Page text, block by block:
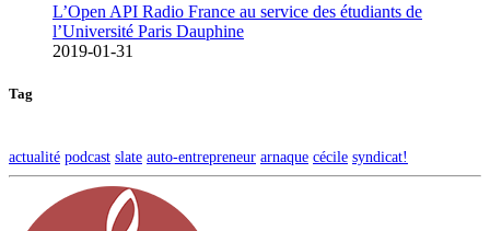
L’Open API Radio France au service des étudiants de
l’Université Paris Dauphine
2019-01-31
Tag
actualité podcast slate auto-entrepreneur arnaque cécile syndicat!